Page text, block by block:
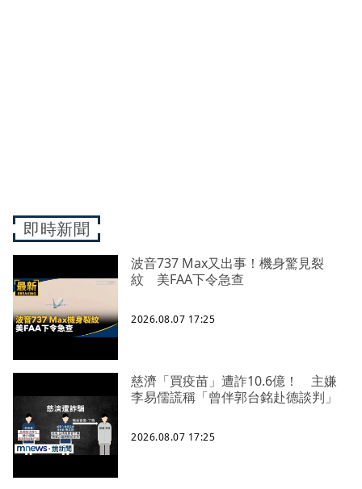
即時新聞
波音737 Max又出事！機身驚見裂
紋 美FAA下令急查
2026.08.07 17:25
慈濟「買疫苗」遭詐10.6億！ 主嫌
李易儒謊稱「曾伴郭台銘赴德談判」
2026.08.07 17:25